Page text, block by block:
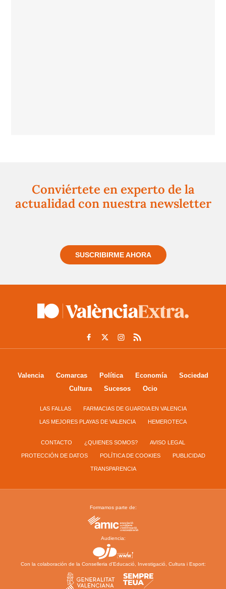
Conviértete en experto de la
actualidad con nuestra newsletter
SUSCRIBIRME AHORA
Valencia Comarcas Política Economía
Sociedad
Cultura
Sucesos Ocio
LAS FALLAS FARMACIAS DE GUARDIA EN VALENCIA
LAS MEJORES PLAYAS DE VALENCIA HEMEROTECA
CONTACTO ¿QUIENES SOMOS? AVISO LEGAL
PROTECCIÓN DE DATOS POLÍTICA DE COOKIES PUBLICIDAD
TRANSPARENCIA
Formamos parte de:
Audiencia:
Con la colaboración de la Conselleria d’Educació, Investigació, Cultura i Esport: